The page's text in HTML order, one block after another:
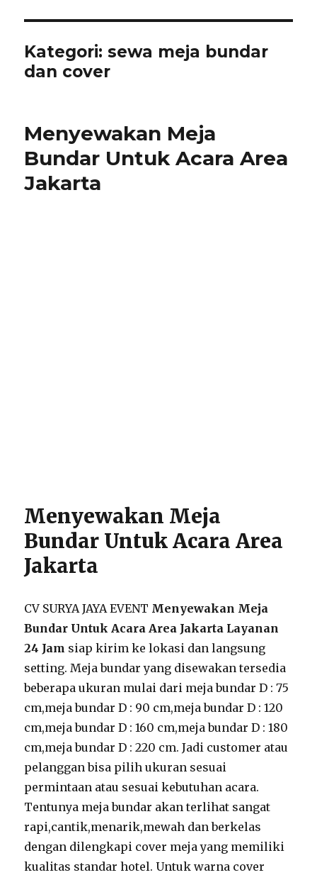
Kategori:sewa meja bundar
dan cover
Menyewakan Meja
Bundar Untuk Acara Area
Jakarta
Menyewakan Meja
Bundar Untuk Acara Area
Jakarta
CV SURYA JAYA EVENT Menyewakan Meja
Bundar Untuk Acara Area Jakarta Layanan
24 Jam siap kirim ke lokasi dan langsung
setting. Meja bundar yang disewakan tersedia
beberapa ukuran mulai dari meja bundar D : 75
cm,meja bundar D : 90 cm,meja bundar D : 120
cm,meja bundar D : 160 cm,meja bundar D : 180
cm,meja bundar D : 220 cm. Jadi customer atau
pelanggan bisa pilih ukuran sesuai
permintaan atau sesuai kebutuhan acara.
Tentunya meja bundar akan terlihat sangat
rapi,cantik,menarik,mewah dan berkelas
dengan dilengkapi cover meja yang memiliki
kualitas standar hotel. Untuk warna cover